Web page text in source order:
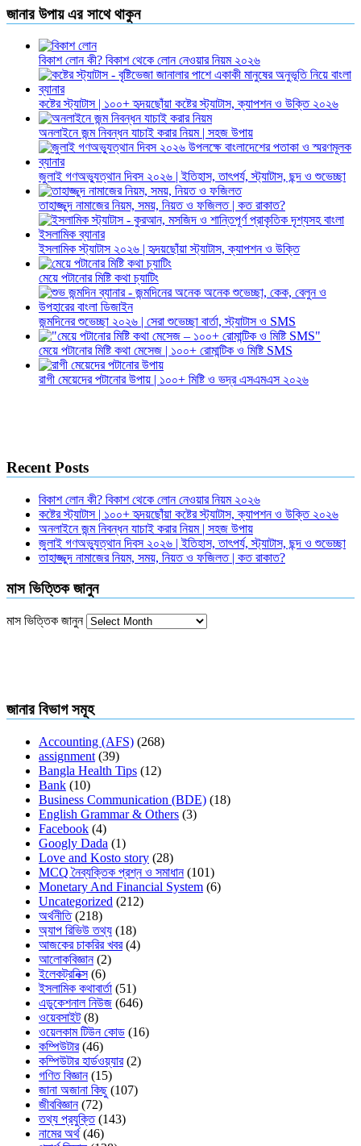
জানার উপায় এর সাথে থাকুন
বিকাশ লোন কী? বিকাশ থেকে লোন নেওয়ার নিয়ম ২০২৬
কষ্টের স্ট্যাটাস | ১০০+ হৃদয়ছোঁয়া কষ্টের স্ট্যাটাস, ক্যাপশন ও উক্তি ২০২৬
অনলাইনে জন্ম নিবন্ধন যাচাই করার নিয়ম | সহজ উপায়
জুলাই গণঅভ্যুত্থান দিবস ২০২৬ | ইতিহাস, তাৎপর্য, স্ট্যাটাস, ছন্দ ও শুভেচ্ছা
তাহাজ্জুদ নামাজের নিয়ম, সময়, নিয়ত ও ফজিলত | কত রাকাত?
ইসলামিক স্ট্যাটাস ২০২৬ | হৃদয়ছোঁয়া স্ট্যাটাস, ক্যাপশন ও উক্তি
মেয়ে পটানোর মিষ্টি কথা চ্যাটিং
জন্মদিনের শুভেচ্ছা ২০২৬ | সেরা শুভেচ্ছা বার্তা, স্ট্যাটাস ও SMS
মেয়ে পটানোর মিষ্টি কথা মেসেজ | ১০০+ রোমান্টিক ও মিষ্টি SMS
রাগী মেয়েদের পটানোর উপায় | ১০০+ মিষ্টি ও ভদ্র এসএমএস ২০২৬
Recent Posts
বিকাশ লোন কী? বিকাশ থেকে লোন নেওয়ার নিয়ম ২০২৬
কষ্টের স্ট্যাটাস | ১০০+ হৃদয়ছোঁয়া কষ্টের স্ট্যাটাস, ক্যাপশন ও উক্তি ২০২৬
অনলাইনে জন্ম নিবন্ধন যাচাই করার নিয়ম | সহজ উপায়
জুলাই গণঅভ্যুত্থান দিবস ২০২৬ | ইতিহাস, তাৎপর্য, স্ট্যাটাস, ছন্দ ও শুভেচ্ছা
তাহাজ্জুদ নামাজের নিয়ম, সময়, নিয়ত ও ফজিলত | কত রাকাত?
মাস ভিত্তিক জানুন
মাস ভিত্তিক জানুন
জানার বিভাগ সমূহ
Accounting (AFS) (268)
assignment (39)
Bangla Health Tips (12)
Bank (10)
Business Communication (BDE) (18)
English Grammar & Others (3)
Facebook (4)
Googly Dada (1)
Love and Kosto story (28)
MCQ নৈব্যক্তিক প্রশ্ন ও সমাধান(101)
Monetary And Financial System (6)
Uncategorized (212)
অর্থনীতি(218)
অ্যাপ রিভিউ তথ্য (18)
আজকের চাকরির খবর(4)
আলোকবিজ্ঞান(2)
ইলেকট্রনিক্স(6)
ইসলামিক কথাবার্তা (51)
এডুকেশনাল নিউজ (646)
ওয়েবসাইট(8)
ওয়েলকাম টিউন কোড (16)
কম্পিউটার(46)
কম্পিউটার হার্ডওয়্যার(2)
গণিত বিজ্ঞান(15)
জানা অজানা কিছু(107)
জীববিজ্ঞান(72)
তথ্য প্রযুক্তি(143)
নামের অর্থ (46)